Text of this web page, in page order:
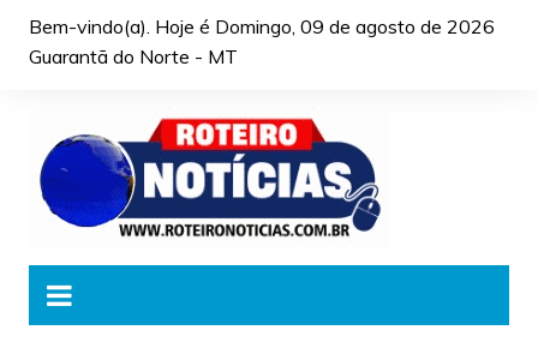
Bem-vindo(a). Hoje é Domingo, 09 de agosto de 2026
Guarantã do Norte - MT